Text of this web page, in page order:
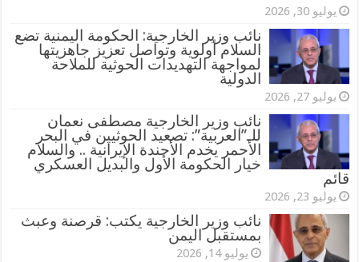
يوليو 30, 2026
نائب وزير الخارجية: الحكومة اليمنية تضع
السلام أولوية وتواصل تعزيز جاهزيتها
لمواجهة التهديدات الحوثية للملاحة
الدولية
يوليو 27, 2026
نائب وزير الخارجية مصطفى نعمان
للـ”العربية”: تصعيد الحوثيين في البحر
الأحمر يخدم الأجندة الإيرانية .. والسلام
خيار الحكومة الأول والبديل العسكري
قائم
يوليو 23, 2026
نائب وزير الخارجية يكتب: قرصنة وعبث
بمستقبل اليمن
يوليو 14, 2026